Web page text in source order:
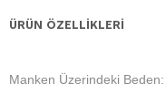
ÜRÜN ÖZELLIKLERI
Manken Üzerindeki Beden: